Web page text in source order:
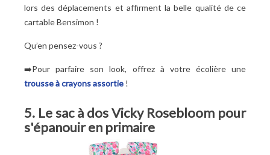
lors des déplacements et affirment la belle qualité de ce
cartable Bensimon !
Qu’en pensez-vous ?
➡️Pour parfaire son look, offrez à votre écolière une
trousse à crayons assortie !
5. Le sac à dos Vicky Rosebloom pour
s'épanouir en primaire